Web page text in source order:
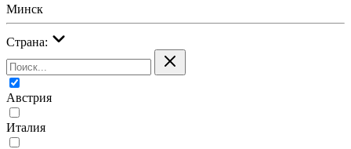
Минск
Страна:
Австрия
Италия